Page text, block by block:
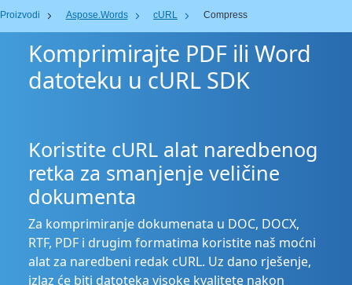
Proizvodi Aspose.Words cURL Compress
Komprimirajte PDF ili Word
datoteku u cURL SDK
Koristite cURL alat naredbenog
retka za smanjenje veličine
dokumenta
Za komprimiranje dokumenata u DOC, DOCX,
RTF, PDF i drugim formatima koristite naš moćni
alat za naredbeni redak cURL. Uz dano rješenje,
izlaz će biti datoteka visoke kvalitete nakon